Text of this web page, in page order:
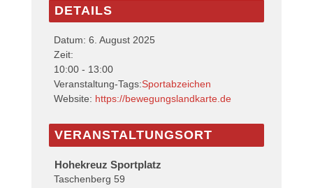
DETAILS
Datum: 6. August 2025
Zeit:
10:00 - 13:00
Veranstaltung-Tags:Sportabzeichen
Website: https://bewegungslandkarte.de
VERANSTALTUNGSORT
Hohekreuz Sportplatz
Taschenberg 59